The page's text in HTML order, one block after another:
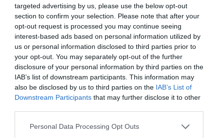
targeted advertising by us, please use the below opt-out
section to confirm your selection. Please note that after your
opt-out request is processed you may continue seeing
interest-based ads based on personal information utilized by
us or personal information disclosed to third parties prior to
your opt-out. You may separately opt-out of the further
disclosure of your personal information by third parties on the
IAB’s list of downstream participants. This information may
also be disclosed by us to third parties on the IAB’s List of
Downstream Participants that may further disclose it to other
Personal Data Processing Opt Outs
Nokia, Ericsson... Huawei: lo que importan